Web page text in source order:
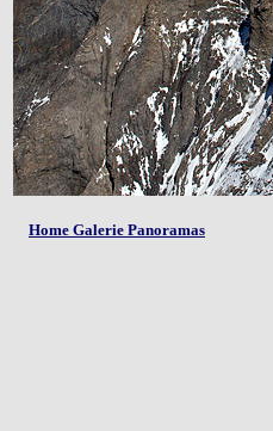
Home Galerie Panoramas